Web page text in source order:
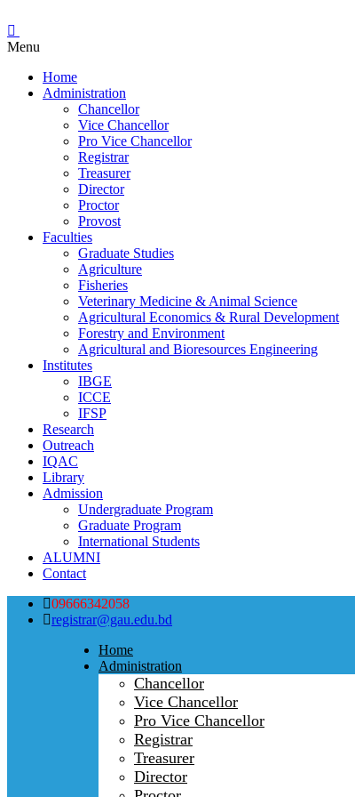
Menu
Home
Administration
Chancellor
Vice Chancellor
Pro Vice Chancellor
Registrar
Treasurer
Director
Proctor
Provost
Faculties
Graduate Studies
Agriculture
Fisheries
Veterinary Medicine & Animal Science
Agricultural Economics & Rural Development
Forestry and Environment
Agricultural and Bioresources Engineering
Institutes
IBGE
ICCE
IFSP
Research
Outreach
IQAC
Library
Admission
Undergraduate Program
Graduate Program
International Students
ALUMNI
Contact
09666342058
registrar@gau.edu.bd
Home
Administration
Chancellor
Vice Chancellor
Pro Vice Chancellor
Registrar
Treasurer
Director